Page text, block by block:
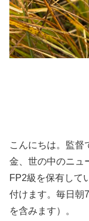
こんにちは。監督
金、世の中のニュ
FP2級を保有して
付けます。毎日朝
を含みます）。